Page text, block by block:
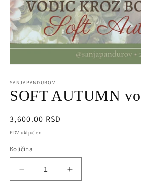
1
in
modal
SANJAPANDUROV
SOFT AUTUMN
Regularna
cena
3,600.00 RSD
PDV uključen
Količina
Decrease
quantity
Increase
quantity